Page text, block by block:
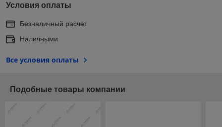
Условия оплаты
Безналичный расчет
Наличными
Все условия оплаты
Подобные товары компании